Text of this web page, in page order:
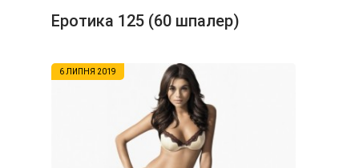
Еротика 125 (60 шпалер)
6 ЛИПНЯ 2019